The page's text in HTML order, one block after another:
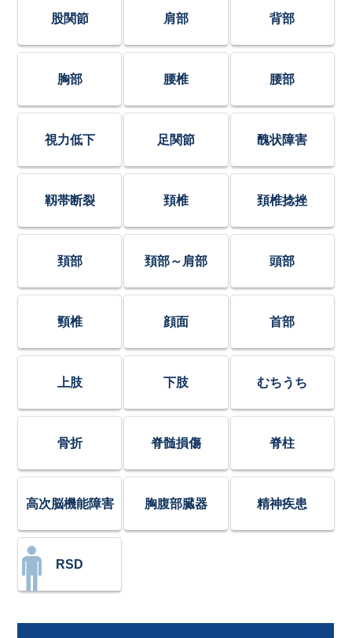
股関節 肩部 背部
胸部 腰椎 腰部
視力低下 足関節 醜状障害
靱帯断裂 頚椎 頚椎捻挫
頚部 頚部～肩部 頭部
頸椎 顔面 首部
上肢 下肢 むちうち
骨折 脊髄損傷 脊柱
高次脳機能障害 胸腹部臓器 精神疾患
RSD